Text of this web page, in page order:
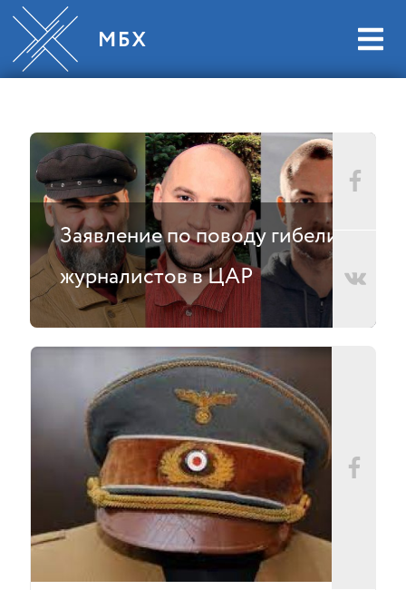
Заявление по поводу гибели
журналистов в ЦАР